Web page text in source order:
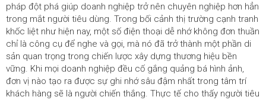
pháp đột phá giúp doanh nghiệp trở nên chuyên nghiệp hơn hẳn
trong mắt người tiêu dùng. Trong bối cảnh thị trường cạnh tranh
khốc liệt như hiện nay, một số điện thoại dễ nhớ không đơn thuần
chỉ là công cụ để nghe và gọi, mà nó đã trở thành một phần di
sản quan trọng trong chiến lược xây dựng thương hiệu bền
vững. Khi mọi doanh nghiệp đều cố gắng quảng bá hình ảnh,
đơn vị nào tạo ra được sự ghi nhớ sâu đậm nhất trong tâm trí
khách hàng sẽ là người chiến thắng. Thực tế cho thấy người tiêu